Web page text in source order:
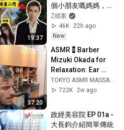
19:37
個小朋友嘅媽媽，如
何方法再踏上曾經是
阿嬌傳過緋聞嘅頂級
富二代男人？撈走他
9億？她是如何逆天
改命？#Z檔案
Z檔案
46K
22h ago
New
37:20
ASMR💈Barber
Mizuki Okada for
Relaxation: Ear
Cleaning,
Haarwasser
Shampoo
TOKYO ASMR MASSAGE
722K
2w ago
政經美容院 EP 01a -
大長鈞介紹簡單傳統